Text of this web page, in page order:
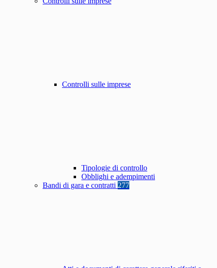
Controlli sulle imprese
Tipologie di controllo
Obblighi e adempimenti
Bandi di gara e contratti 277